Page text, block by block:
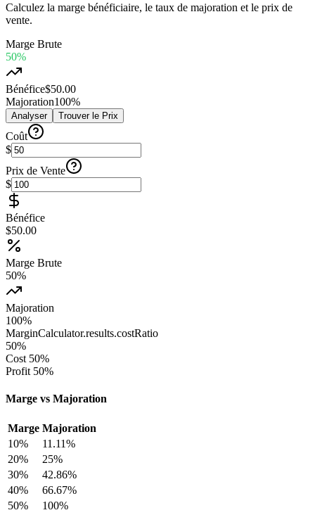
Calculez la marge bénéficiaire, le taux de majoration et le prix de
vente.
Marge Brute
50%
Bénéfice$50.00
Majoration100%
Analyser Trouver le Prix
Coût
$
Prix de Vente
$
Bénéfice
$50.00
Marge Brute
50%
Majoration
100%
MarginCalculator.results.costRatio
50%
Cost 50%
Profit 50%
Marge vs Majoration
Marge Majoration
10% 11.11%
20% 25%
30% 42.86%
40% 66.67%
50% 100%